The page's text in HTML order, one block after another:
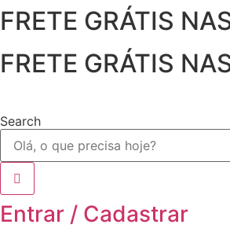
Ir
para
o
conteúdo
FRETE GRÁTIS
FRETE GRÁTIS
Search
Entrar / Cadastrar